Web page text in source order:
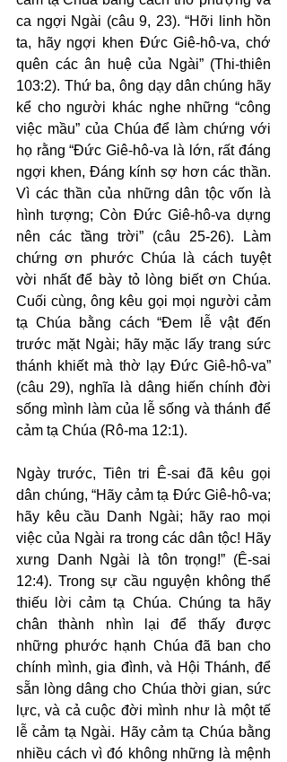
ca ngợi Ngài (câu 9, 23). “Hỡi linh hồn
ta, hãy ngợi khen Đức Giê-hô-va, chớ
quên các ân huệ của Ngài” (Thi-thiên
103:2). Thứ ba, ông dạy dân chúng hãy
kể cho người khác nghe những “công
việc mầu” của Chúa để làm chứng với
họ rằng “Đức Giê-hô-va là lớn, rất đáng
ngợi khen, Đáng kính sợ hơn các thần.
Vì các thần của những dân tộc vốn là
hình tượng; Còn Đức Giê-hô-va dựng
nên các tầng trời” (câu 25-26). Làm
chứng ơn phước Chúa là cách tuyệt
vời nhất để bày tỏ lòng biết ơn Chúa.
Cuối cùng, ông kêu gọi mọi người cảm
tạ Chúa bằng cách “Đem lễ vật đến
trước mặt Ngài; hãy mặc lấy trang sức
thánh khiết mà thờ lạy Đức Giê-hô-va”
(câu 29), nghĩa là dâng hiến chính đời
sống mình làm của lễ sống và thánh để
cảm tạ Chúa (Rô-ma 12:1).
Ngày trước, Tiên tri Ê-sai đã kêu gọi
dân chúng, “Hãy cảm tạ Đức Giê-hô-va;
hãy kêu cầu Danh Ngài; hãy rao mọi
việc của Ngài ra trong các dân tộc! Hãy
xưng Danh Ngài là tôn trọng!” (Ê-sai
12:4). Trong sự cầu nguyện không thể
thiếu lời cảm tạ Chúa. Chúng ta hãy
chân thành nhìn lại để thấy được
những phước hạnh Chúa đã ban cho
chính mình, gia đình, và Hội Thánh, để
sẵn lòng dâng cho Chúa thời gian, sức
lực, và cả cuộc đời mình như là một tế
lễ cảm tạ Ngài. Hãy cảm tạ Chúa bằng
nhiều cách vì đó không những là mệnh